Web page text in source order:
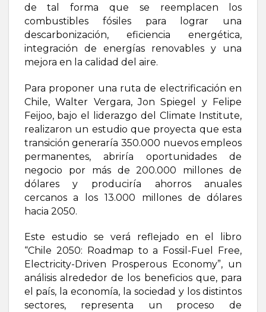
de tal forma que se reemplacen los
combustibles fósiles para lograr una
descarbonización, eficiencia energética,
integración de energías renovables y una
mejora en la calidad del aire.
Para proponer una ruta de electrificación en
Chile, Walter Vergara, Jon Spiegel y Felipe
Feijoo, bajo el liderazgo del Climate Institute,
realizaron un estudio que proyecta que esta
transición generaría 350.000 nuevos empleos
permanentes, abriría oportunidades de
negocio por más de 200.000 millones de
dólares y produciría ahorros anuales
cercanos a los 13.000 millones de dólares
hacia 2050.
Este estudio se verá reflejado en el libro
“Chile 2050: Roadmap to a Fossil-Fuel Free,
Electricity-Driven Prosperous Economy”, un
análisis alrededor de los beneficios que, para
el país, la economía, la sociedad y los distintos
sectores, representa un proceso de